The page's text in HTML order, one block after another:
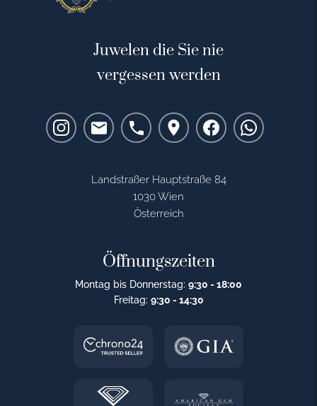
Juwelen die Sie nie
vergessen werden
Landstraßer Hauptstraße 84
1030 Wien
Österreich
Öffnungszeiten
Montag bis Donnerstag: 9:30 - 18:00
Freitag: 9:30 - 14:30